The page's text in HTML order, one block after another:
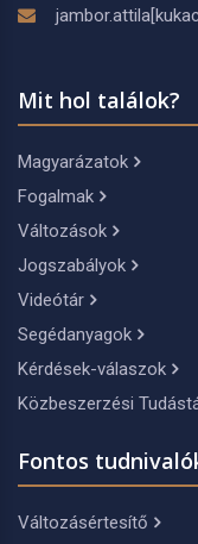
Mit hol találok?
Magyarázatok
Fogalmak
Változások
Jogszabályok
Videótár
Segédanyagok
Kérdések-válaszok
Közbeszerzési
Fontos
Változásértesítő